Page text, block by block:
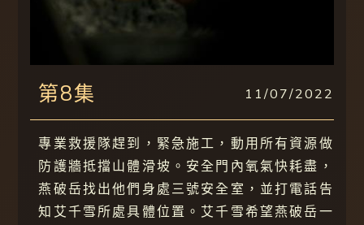
第8集 11/07/2022
專業救援隊趕到，緊急施工，動用所有資源做
防護牆抵擋山體滑坡。安全門內氧氣快耗盡，
燕破岳找出他們身處三號安全室，並打電話告
知艾千雪所處具體位置。艾千雪希望燕破岳一